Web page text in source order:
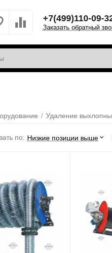
+7(499)110-09-
Заказать обратный
/ Удаление
по: Низкие позиции выше